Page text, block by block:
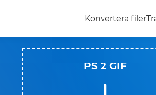
Konvertera filer
PS 2 GIF